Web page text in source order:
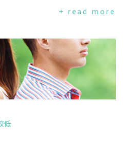
後,女性通常活的比男性久.另一份研
一次心臟病症狀後,28天內死亡的機
的機率比男性高出52％,但是,5年
大幅下降；研究人員解釋,年長的女
可能是因為年齡較高、附帶有其他
病)等,較年經的女性則有可能因為不
心臟疾病而延誤病情,而女性長期存
+ read more
低